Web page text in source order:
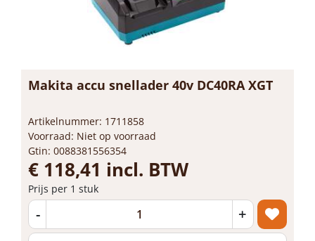
Makita accu snellader 40v DC40RA XGT
Artikelnummer: 1711858
Voorraad: Niet op voorraad
Gtin: 0088381556354
€ 118,41 incl. BTW
Prijs per 1 stuk
- +